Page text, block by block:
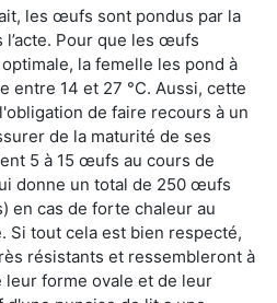
les œufs sont pondus par la
Pour que les œufs
la femelle les pond à
entre 14 et 27 °C. Aussi, cette
de faire recours à un
de la maturité de ses
5 à 15 œufs au cours de
donne un total de 250 œufs
en cas de forte chaleur au
Si tout cela est bien respecté,
résistants et ressembleront à
leur forme ovale et de leur